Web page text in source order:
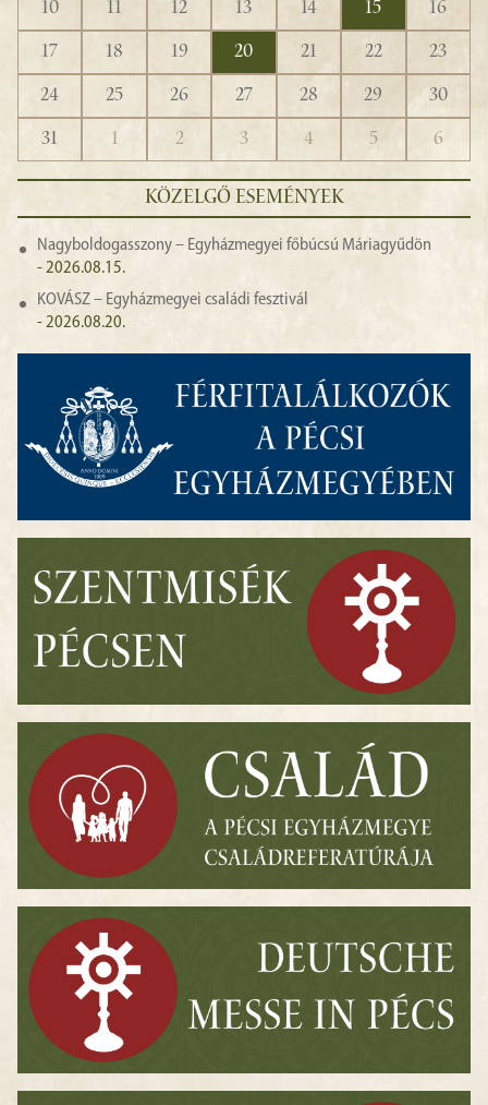
10
11 12 13 14 15
16
17
18 19 20 21 22
23
24
25 26 27 28 29
30
31
1 2 3 4 5 6
KÖZELGŐ ESEMÉNYEK
Nagyboldogasszony – Egyházmegyei főbúcsú Máriagyűdön
- 2026.08.15.
KOVÁSZ – Egyházmegyei családi fesztivál
- 2026.08.20.